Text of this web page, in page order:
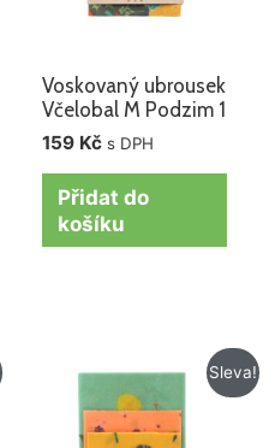
Voskovaný ubrousek
Včelobal M Podzim 1
159 Kč s DPH
Přidat do
košíku
Sleva!
cena
byla:
439 Kč.
Aktuální
cena
je:
387 Kč.